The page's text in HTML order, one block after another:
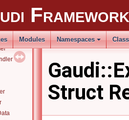
Framework
Modules Namespaces
Struct